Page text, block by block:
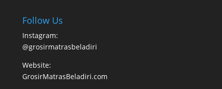
Follow Us
Instagram:
@grosirmatrasbeladiri
Website:
GrosirMatrasBeladiri.com